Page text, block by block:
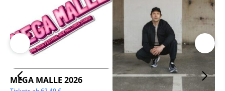
MEGA MALLE 2026